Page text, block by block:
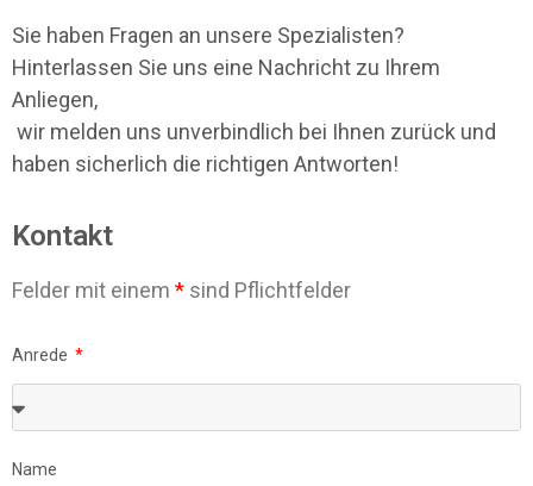
Sie haben Fragen an unsere Spezialisten?
Hinterlassen Sie uns eine Nachricht zu Ihrem
Anliegen,
wir melden uns unverbindlich bei Ihnen zurück und
haben sicherlich die richtigen Antworten!
Kontakt
Felder mit einem * sind Pflichtfelder
Anrede
Name